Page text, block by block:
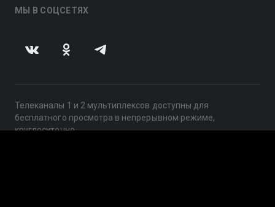
МЫ В СОЦСЕТЯХ
Телеканалы 1 и 2 мультиплексов доступны для
бесплатного просмотра в непрерывном режиме,
круглосуточно.